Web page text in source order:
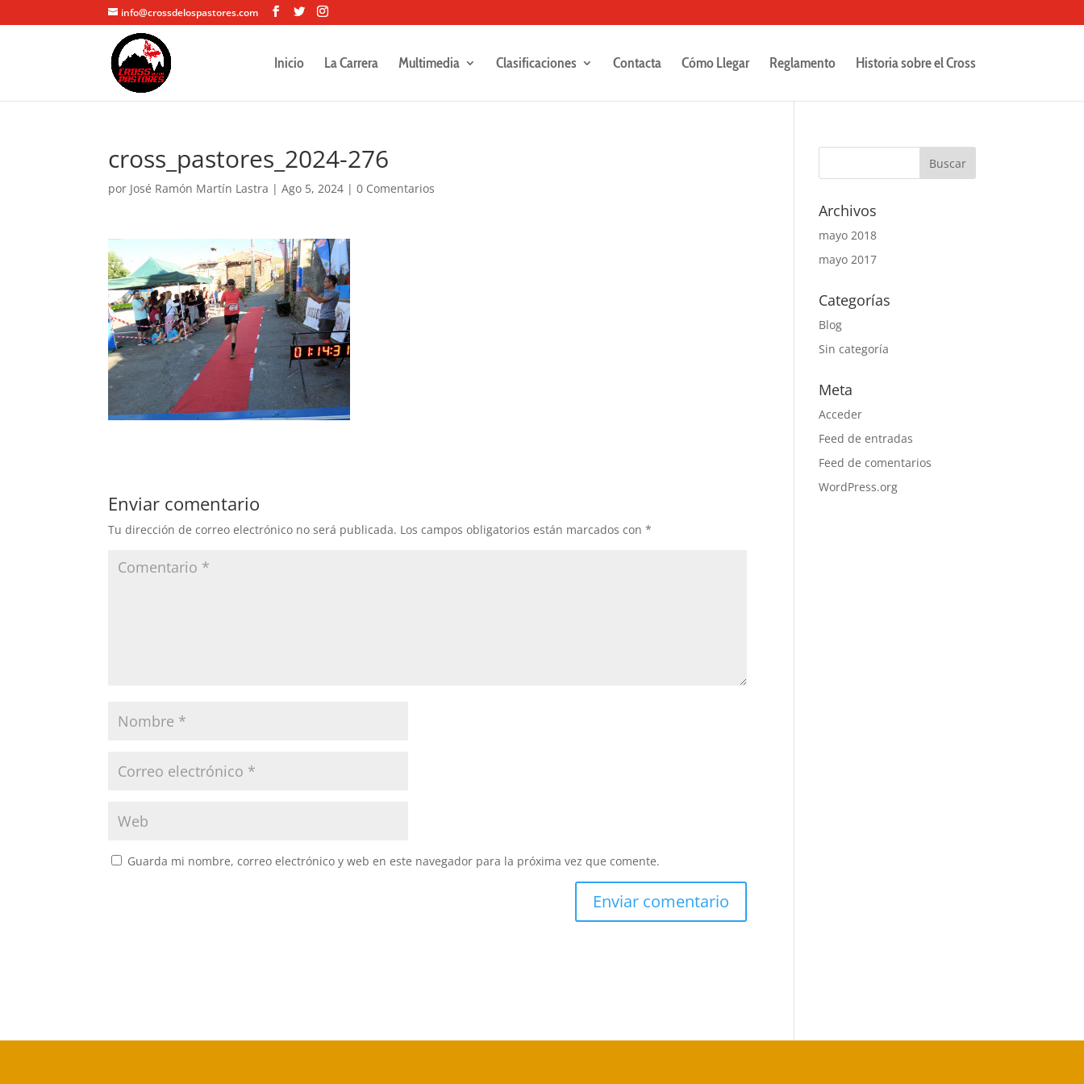
info@crossdelospastores.com
Inicio La Carrera Multimedia Clasificaciones Contacta Cómo Llegar Reglamento Historia sobre el Cross
cross_pastores_2024-276
por José Ramón Martín Lastra |Ago 5, 2024 |0 Comentarios
Enviar comentario
Tu dirección de correo electrónico no será publicada. Los campos obligatorios están marcados con*
Guarda mi nombre, correo electrónico y web en este navegador para la próxima vez que comente.
Archivos
mayo 2018
mayo 2017
Categorías
Blog
Sin categoría
Meta
Acceder
Feed de entradas
Feed de comentarios
WordPress.org